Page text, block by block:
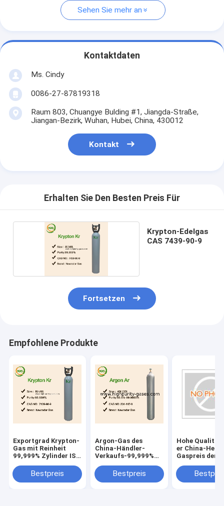
Sehen Sie mehr an
Kontaktdaten
Ms. Cindy
0086-27-87819318
Raum 803, Chuangye Bulding #1, Jiangda-Straße,
Jiangan-Bezirk, Wuhan, Hubei, China, 430012
Kontakt
Erhalten Sie Den Besten Preis Für
Krypton-Edelgas
CAS 7439-90-9
Fortsetzen
Empfohlene Produkte
Exportgrad Krypton-
Gas mit Reinheit
99,999% Zylinder ISO
Bestpreis
Argon-Gas des
China-Händler-
Verkaufs-99,999%
Bestpreis
Hohe
er China-
Gaspreis der